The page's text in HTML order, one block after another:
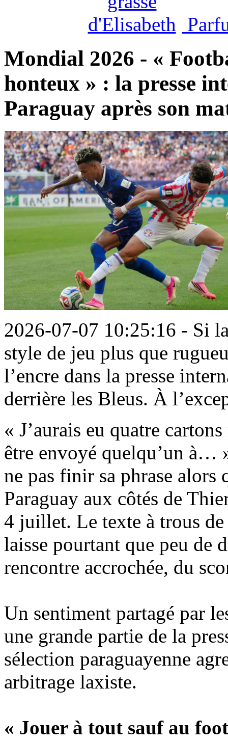
Mondial 2026 - «
honteux » : la presse
Paraguay après son
2026-07-07 10:25:16 - Si
style de jeu plus que
l’encre dans la presse
derrière les Bleus. À
« J’aurais eu quatre
être envoyé quelqu’un à…
ne pas finir sa phrase
Paraguay aux côtés de
4 juillet. Le texte à trous
laisse pourtant que peu de
rencontre accrochée, du
Un sentiment partagé par
une grande partie de la
sélection paraguayenne
arbitrage laxiste.
« Jouer à tout sauf au